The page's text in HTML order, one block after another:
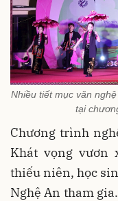
Nhiều tiết mục văn
tại
Chương trình
Khát vọng vươn
thiếu niên, học
Nghệ An tham